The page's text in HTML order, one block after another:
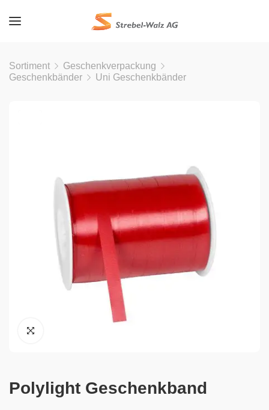
Sortiment
Geschenkverpackung
Geschenkbänder
Uni Geschenkbänder
Polylight Geschenkband